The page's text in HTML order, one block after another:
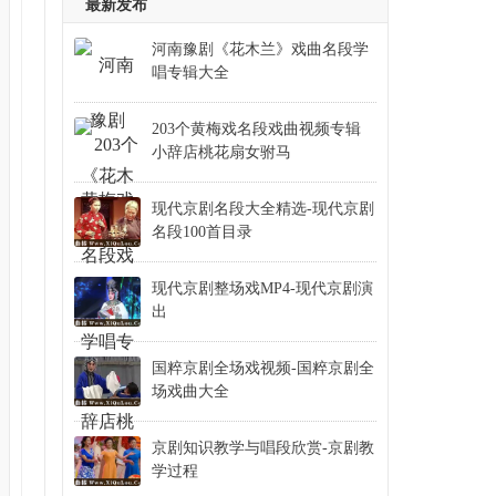
京剧玉堂春沈福存王筠衡纽承华
京剧响马传李少春袁世海
京剧一捧雪安云武李胜素赵葆秀
京剧大探二张慧芳杜镇杰安平
京剧长坂坡李少春袁世海刘元汉
京剧珠帘寨凌珂施昊闫虹羽
京剧十五贯李盛藻王泉奎
现代京剧海港完整版
京剧三看御妹张秀云下
京剧打渔杀家李军史依弘
京剧将相和完璧归赵渑池会李少春袁世海
京剧朱砂痣行善得子或天降麒麟王佩瑜蔡筱滢
京剧问樵闹府打棍出箱凌珂
京剧捉放曹凌珂王昊李未
最新发布
河南豫剧《花木兰》戏曲名段学
唱专辑大全
203个黄梅戏名段戏曲视频专辑
小辞店桃花扇女驸马
现代京剧名段大全精选-现代京剧
名段100首目录
现代京剧整场戏MP4-现代京剧演
出
国粹京剧全场戏视频-国粹京剧全
场戏曲大全
京剧知识教学与唱段欣赏-京剧教
学过程